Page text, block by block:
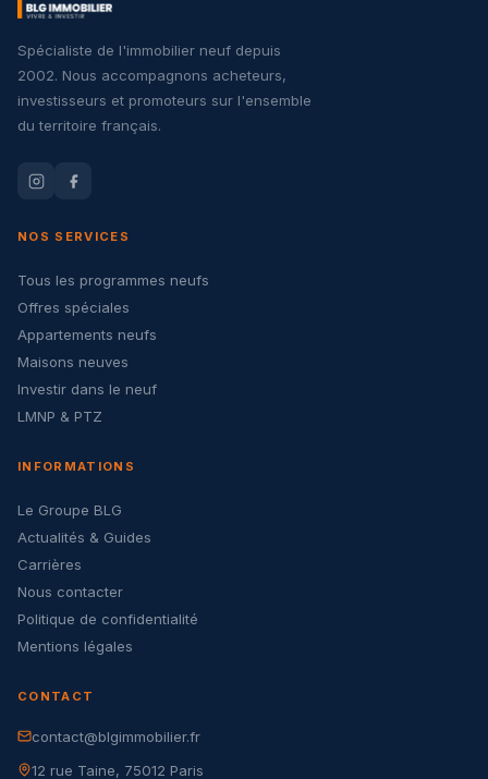
Spécialiste de l'immobilier neuf depuis
2002. Nous accompagnons acheteurs,
investisseurs et promoteurs sur l'ensemble
du territoire français.
NOS SERVICES
Tous les programmes neufs
Offres spéciales
Appartements neufs
Maisons neuves
Investir dans le neuf
LMNP & PTZ
INFORMATIONS
Le Groupe BLG
Actualités & Guides
Carrières
Nous contacter
Politique de confidentialité
Mentions légales
CONTACT
contact@blgimmobilier.fr
12 rue Taine, 75012 Paris